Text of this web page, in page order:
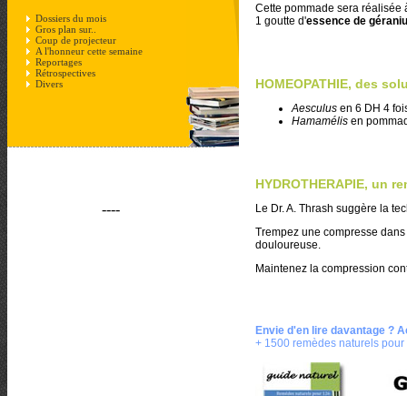
Dossiers du mois
Gros plan sur..
Coup de projecteur
A l'honneur cette semaine
Reportages
Rétrospectives
Divers
----
Cette pommade sera
1 goutte d'essence de
HOMEOPATHIE, des
Aesculus en 6 DH 4
Hamamélis en
HYDROTHERAPIE, un
Le Dr. A. Thrash suggère la
Trempez une compresse
douloureuse.
Maintenez la compression
Envie d'en lire davantage ?
+ 1500 remèdes naturels